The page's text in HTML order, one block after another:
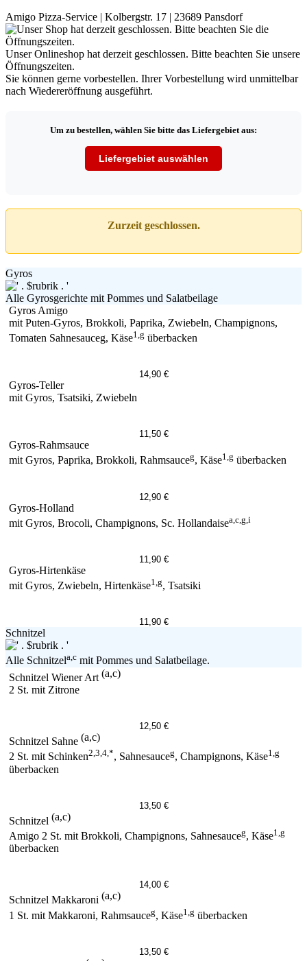
Amigo Pizza-Service | Kolbergstr. 17 | 23689 Pansdorf
Unser Onlineshop hat derzeit geschlossen. Bitte beachten Sie unsere
Öffnungszeiten.
Sie können gerne vorbestellen. Ihrer Vorbestellung wird unmittelbar
nach Wiedereröffnung ausgeführt.
Um zu bestellen, wählen Sie bitte das Liefergebiet aus:
Liefergebiet auswählen
Zurzeit geschlossen.
Gyros
Alle Gyrosgerichte mit Pommes und Salatbeilage
Gyros Amigo
mit Puten-Gyros, Brokkoli, Paprika, Zwiebeln, Champignons,
Tomaten Sahnesauceg, Käse1,g überbacken
14,90 €
Gyros-Teller
mit Gyros, Tsatsiki, Zwiebeln
11,50 €
Gyros-Rahmsauce
mit Gyros, Paprika, Brokkoli, Rahmsauceg, Käse1,g überbacken
12,90 €
Gyros-Holland
mit Gyros, Brocoli, Champignons, Sc. Hollandaisea,c,g,i
11,90 €
Gyros-Hirtenkäse
mit Gyros, Zwiebeln, Hirtenkäse1,g, Tsatsiki
11,90 €
Schnitzel
Alle Schnitzela,c mit Pommes und Salatbeilage.
Schnitzel Wiener Art (a,c)
2 St. mit Zitrone
12,50 €
Schnitzel Sahne (a,c)
2 St. mit Schinken2,3,4,*, Sahnesauceg, Champignons, Käse1,g
überbacken
13,50 €
Schnitzel (a,c)
Amigo 2 St. mit Brokkoli, Champignons, Sahnesauceg, Käse1,g
überbacken
14,00 €
Schnitzel Makkaroni (a,c)
1 St. mit Makkaroni, Rahmsauceg, Käse1,g überbacken
13,50 €